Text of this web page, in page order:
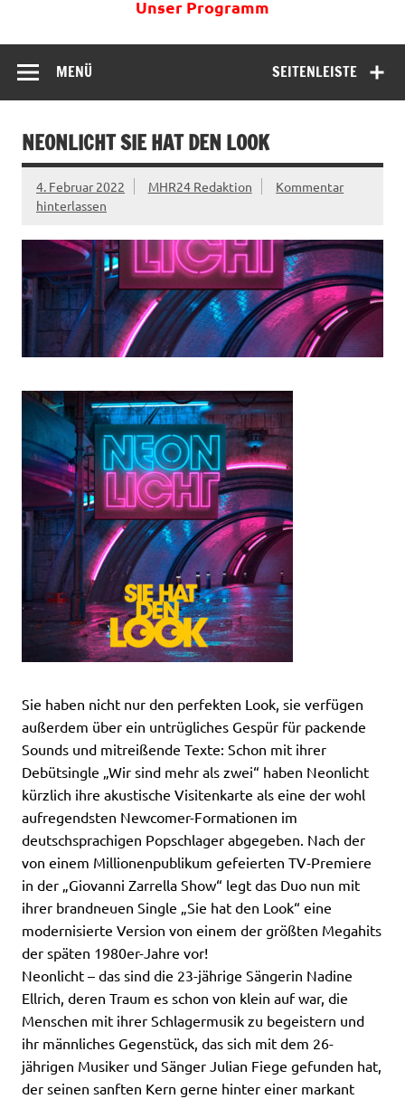
Unser Programm
SEITENLEISTE
MENÜ
NEONLICHT SIE HAT DEN LOOK
4. Februar 2022 MHR24 Redaktion
Kommentar
hinterlassen
Sie haben nicht nur den perfekten Look, sie verfügen
außerdem über ein untrügliches Gespür für packende
Sounds und mitreißende Texte: Schon mit ihrer
Debütsingle „Wir sind mehr als zwei“ haben Neonlicht
kürzlich ihre akustische Visitenkarte als eine der wohl
aufregendsten Newcomer-Formationen im
deutschsprachigen Popschlager abgegeben. Nach der
von einem Millionenpublikum gefeierten TV-Premiere
in der „Giovanni Zarrella Show“ legt das Duo nun mit
ihrer brandneuen Single „Sie hat den Look“ eine
modernisierte Version von einem der größten Megahits
der späten 1980er-Jahre vor!
Neonlicht – das sind die 23-jährige Sängerin Nadine
Ellrich, deren Traum es schon von klein auf war, die
Menschen mit ihrer Schlagermusik zu begeistern und
ihr männliches Gegenstück, das sich mit dem 26-
jährigen Musiker und Sänger Julian Fiege gefunden hat,
der seinen sanften Kern gerne hinter einer markant